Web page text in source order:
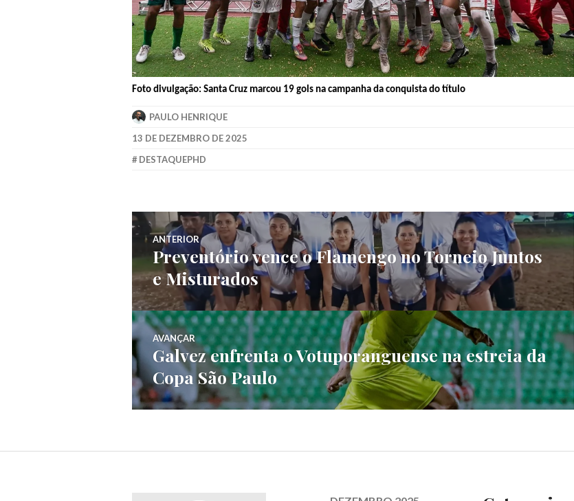
Foto divulgação: Santa Cruz marcou 19 gols na campanha da conquista do título
PAULO HENRIQUE
13 DE DEZEMBRO DE 2025
DESTAQUEPHD
ANTERIOR
Preventório vence o Flamengo no Torneio Juntos
e Misturados
AVANÇAR
Galvez enfrenta o Votuporanguense na estreia da
Copa São Paulo